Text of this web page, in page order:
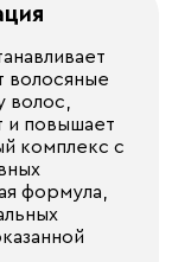
волосяные
волос,
и повышает
комплекс с
формула,